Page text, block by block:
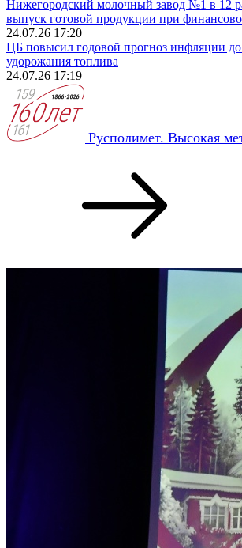
Нижегородский молочный завод №1 в 12
выпуск готовой продукции при
24.07.26 17:20
ЦБ повысил годовой прогноз инфляции до
удорожания топлива
24.07.26 17:19
Русполимет. Высокая